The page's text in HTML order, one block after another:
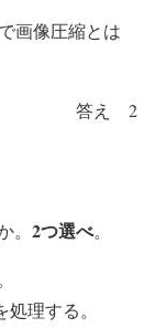
画像圧縮とは
答え 2
2つ選べ。
理する。